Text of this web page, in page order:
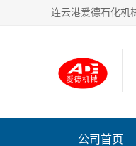
公司首页